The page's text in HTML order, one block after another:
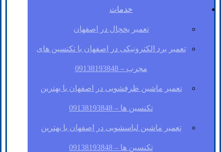
خدمات
تعمیر یخچال در اصفهان
تعمیر برد الکترونیکی در اصفهان با تکنسین های
مجرب – 09138193848
تعمیر ماشین ظرفشویی در اصفهان با بهترین
تکنسین ها – 09138193848
تعمیر ماشین لباسشویی در اصفهان با بهترین
تکنسین ها – 09138193848